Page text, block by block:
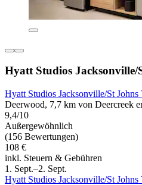
Hyatt Studios Jacksonville/
Hyatt Studios Jacksonville/St Johns
Deerwood, 7,7 km von Deercreek
9,4/10
Außergewöhnlich
(156 Bewertungen)
108 €
inkl. Steuern & Gebühren
1. Sept.–2. Sept.
Hyatt Studios Jacksonville/St Johns